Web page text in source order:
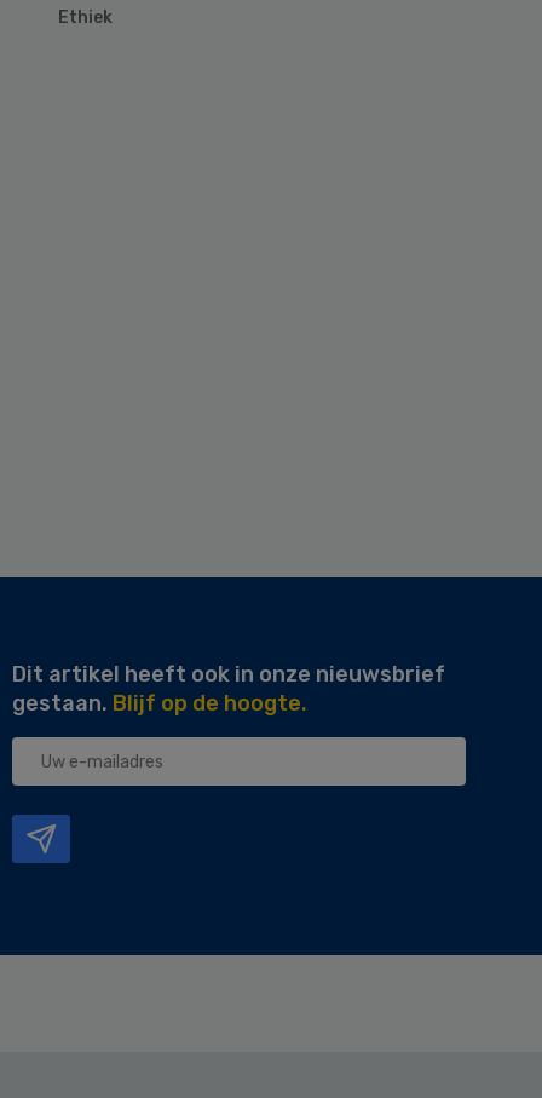
Ethiek
Dit artikel heeft ook in onze nieuwsbrief
gestaan. Blijf op de hoogte.
Uw